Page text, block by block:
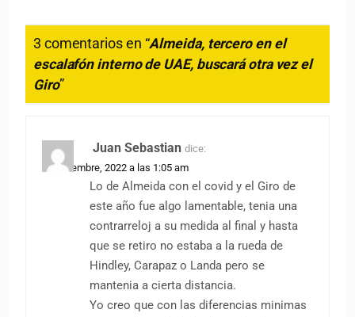
3 comentarios en “Almeida, tercero en el
escalafón interno de UAE, buscará otra vez el
Giro”
Juan Sebastian dice:
25 diciembre, 2022 a las 1:05 am
Lo de Almeida con el covid y el Giro de
este año fue algo lamentable, tenia una
contrarreloj a su medida al final y hasta
que se retiro no estaba a la rueda de
Hindley, Carapaz o Landa pero se
mantenia a cierta distancia.
Yo creo que con las diferencias minimas